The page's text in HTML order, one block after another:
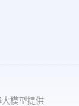
模型提供